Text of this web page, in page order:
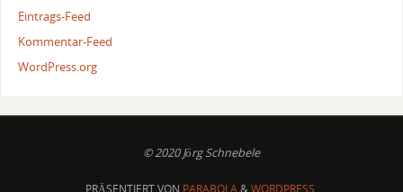
Eintrags-Feed
Kommentar-Feed
WordPress.org
© 2020 Jörg Schnebele
PRÄSENTIERT VON PARABOLA & WORDPRESS.